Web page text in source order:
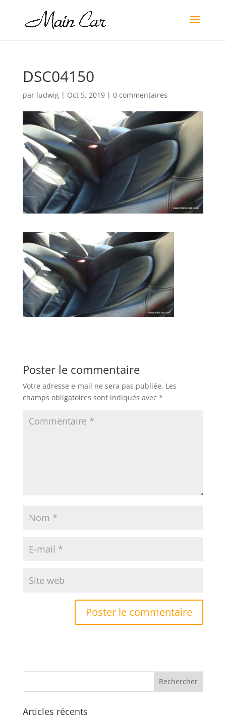
DSC04150
par ludwig| Oct 5, 2019| 0 commentaires
Poster le commentaire
Votre adresse e-mail ne sera pas publiée. Les
champs obligatoires sont indiqués avec *
Articles récents